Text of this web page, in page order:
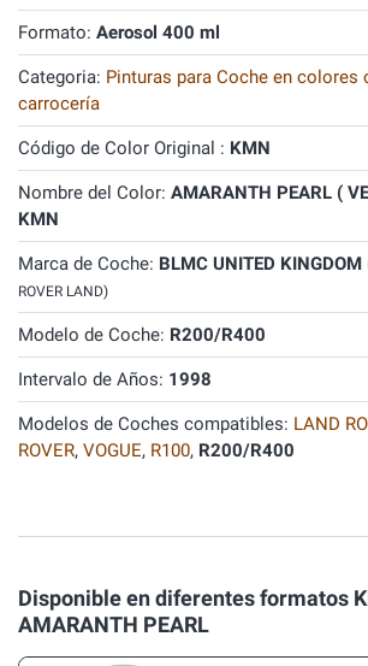
Formato: Aerosol 400 ml
Categoria: Pinturas para Coche en colores
carrocería
Código de Color Original : KMN
Nombre del Color: AMARANTH PEARL (
KMN
Marca de Coche: BLMC UNITED KINGDOM
ROVER LAND)
Modelo de Coche: R200/R400
Intervalo de Años: 1998
Modelos de Coches compatibles: LAND
ROVER, VOGUE, R100, R200/R400
Disponible en diferentes formatos
AMARANTH PEARL